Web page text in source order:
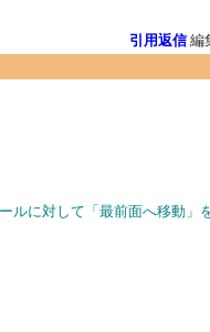
引用返信 編
ルに対して「最前面へ移動」